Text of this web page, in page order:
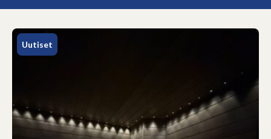
Uutiset